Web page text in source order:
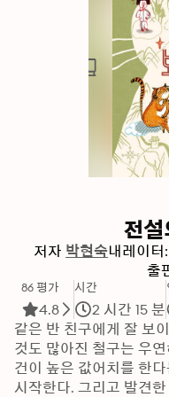
전설
저자 박현숙내레이터:
출
86 평가
4.8
시간
2 시간 15 분
같은 반 친구에게 잘 보
것도 많아진 철구는 우
건이 높은 값어치를 한
시작한다. 그리고 발견